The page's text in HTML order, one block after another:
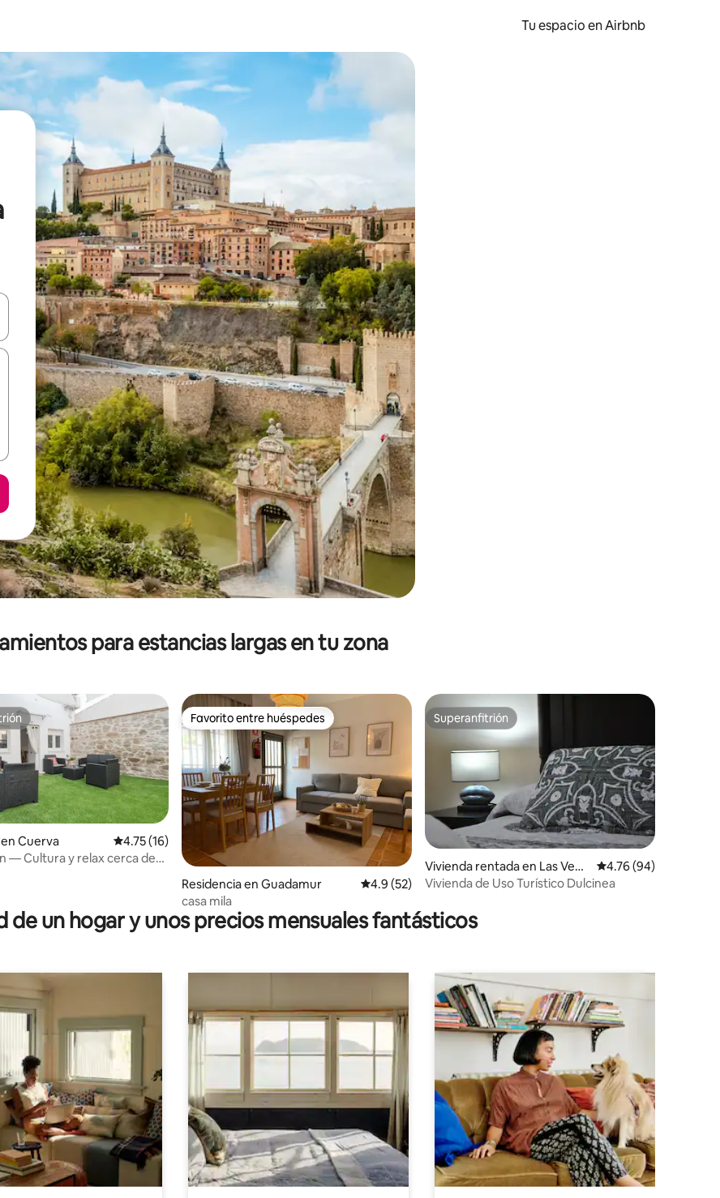
Tu espacio en Airbnb
usando las teclas de las flechas hacia arriba y hacia abajo, o bien tocando y deslizando la pantalla.
para estancias largas en tu zona
5 de 5; 26 evaluaciones
Cuerva Calificación promedio: 4.75 de 5; 16 evaluaciones
4.75 (16)
— Cultura y relax cerca de
Favorito entre huéspedes
Favorito entre huéspedes
Residencia en Guadamur Calificación promedio: 4.9 de 5; 52 evaluaciones
4.9 (52)
casa mila
Superanfitrión
Superanfitrión
Vivienda rentada en Las Vent
as Con Peña Aguilera
Calificación
4.76 (94)
Vivienda de Uso Turístico Dulcinea
de un hogar y unos precios mensuales fantásticos